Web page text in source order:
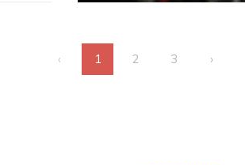
‹ 1 2 3 ›